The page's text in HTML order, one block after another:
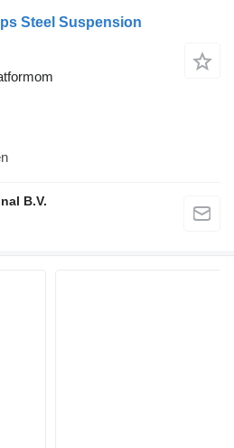
Steel Suspension
B.V.